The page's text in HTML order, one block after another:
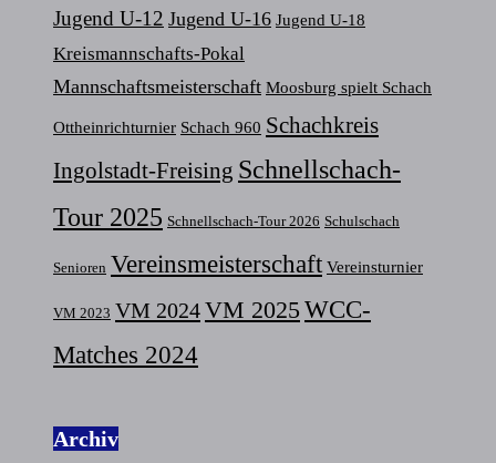
Jugend U-12 Jugend U-16 Jugend U-18
Kreismannschafts-Pokal
Mannschaftsmeisterschaft Moosburg spielt Schach
Ottheinrichturnier Schach 960 Schachkreis
Ingolstadt-Freising Schnellschach-
Tour 2025 Schnellschach-Tour 2026 Schulschach
Senioren Vereinsmeisterschaft Vereinsturnier
VM 2023 VM 2024VM 2025 WCC-
Matches 2024
Archiv